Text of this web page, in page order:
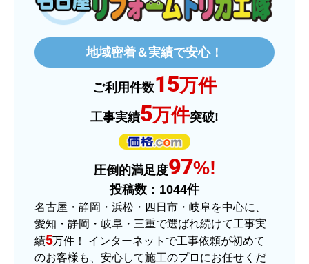
欲しい商品をスムーズに注文できましたか？
はい
ショップからの連絡や対応は適切でしたか？
商品の梱包は必要十分なものでしたか？
またこのショップを利用したいですか？
はい
【注文商品】ヒーター・ストーブ 【注
文時期】2025年11月頃（モバイルから）
地域密着＆実績で安心！
ご利用件数15万件
工事実績5万件突破!
圧倒的満足度97%!
投稿数： 1044件
名古屋・静岡・浜松・四日市・岐阜を中心に、
愛知・静岡・岐阜・三重で選ばれ続けて工事実
績5万件！ インターネットで工事依頼が初めて
のお客様も、安心して施工のプロにお任せくだ